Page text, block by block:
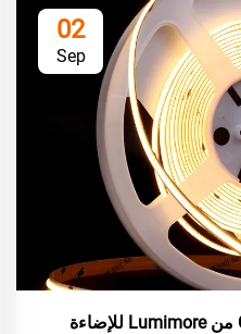
02
Sep
مزايا شرائح LED من نوع COB من Lumimore للإضاءة